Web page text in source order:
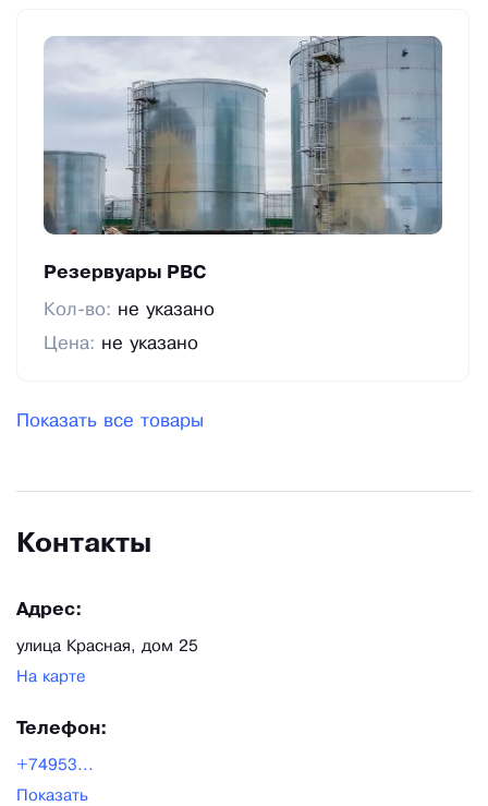
Резервуары РВС
Кол-во: не указано
Цена: не указано
Показать все товары
Контакты
Адрес:
улица Красная, дом 25
На карте
Телефон:
+74953...
Показать